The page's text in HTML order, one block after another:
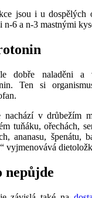
jsou i u dospělých
n-6 a n-3 mastnými
dobře naladěni a
Ten si
nachází v drůbežím
tuňáku, ořechách,
ananasu, špenátu,
vyjmenovává
nepůjde